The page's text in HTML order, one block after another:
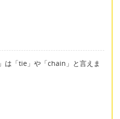
は「tie」や「chain」と言えま